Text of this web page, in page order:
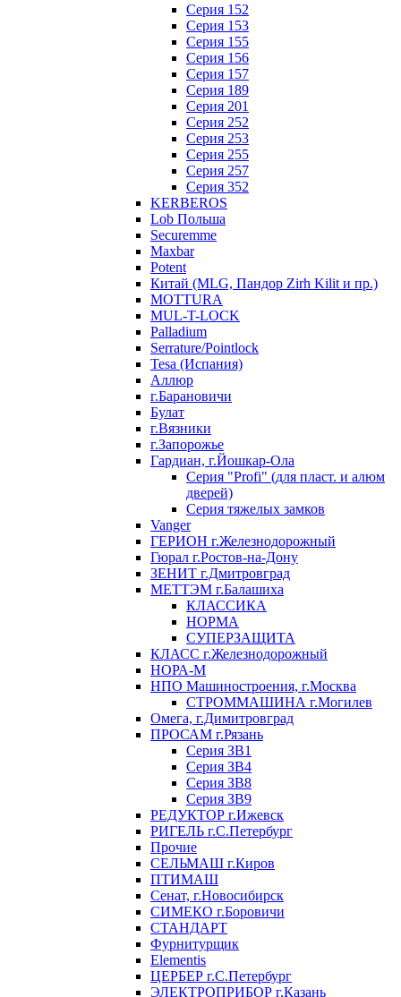
Серия 152
Серия 153
Серия 155
Серия 156
Серия 157
Серия 189
Серия 201
Серия 252
Серия 253
Серия 255
Серия 257
Серия 352
KERBEROS
Lob Польша
Securemme
Maxbar
Potent
Китай (MLG, Пандор Zirh Kilit и пр.)
MOTTURA
MUL-T-LOCK
Palladium
Serrature/Pointlock
Tesa (Испания)
Аллюр
г.Барановичи
Булат
г.Вязники
г.Запорожье
Гардиан, г.Йошкар-Ола
Серия "Profi" (для пласт. и алюм
дверей)
Серия тяжелых замков
Vanger
ГЕРИОН г.Железнодорожный
Гюрал г.Ростов-на-Дону
ЗЕНИТ г.Дмитровград
МЕТТЭМ г.Балашиха
КЛАССИКА
НОРМА
СУПЕРЗАЩИТА
КЛАСС г.Железнодорожный
НОРА-М
НПО Машиностроения, г.Москва
СТРОММАШИНА г.Могилев
Омега, г.Димитровград
ПРОСАМ г.Рязань
Серия ЗВ1
Серия ЗВ4
Серия ЗВ8
Серия ЗВ9
РЕДУКТОР г.Ижевск
РИГЕЛЬ г.С.Петербург
Прочие
СЕЛЬМАШ г.Киров
ПТИМАШ
Сенат, г.Новосибирск
СИМЕКО г.Боровичи
СТАНДАРТ
Фурнитурщик
Elementis
ЦЕРБЕР г.С.Петербург
ЭЛЕКТРОПРИБОР г.Казань